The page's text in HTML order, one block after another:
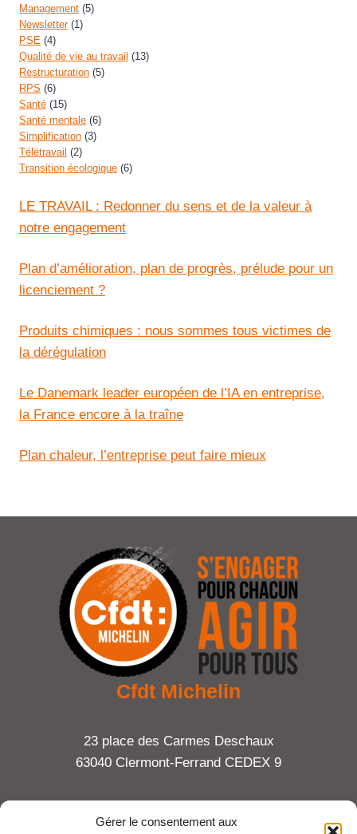
Gérer le consentement aux
Management (5)
Newsletter(1)
PSE (4)
Qualité de vie au travail (13)
Restructuration (5)
RPS (6)
Santé (15)
Santé mentale (6)
Simplification (3)
Télétravail (2)
Transition écologique (6)
LE TRAVAIL : Redonner du sens et de la valeur à
notre engagement
Plan d’amélioration, plan de progrès, prélude pour un
licenciement ?
Produits chimiques : nous sommes tous victimes de
la dérégulation
Le Danemark leader européen de l’IA en entreprise,
la France encore à la traîne
Plan chaleur, l’entreprise peut faire mieux
Cfdt Michelin
23 place des Carmes Deschaux
63040 Clermont-Ferrand CEDEX 9